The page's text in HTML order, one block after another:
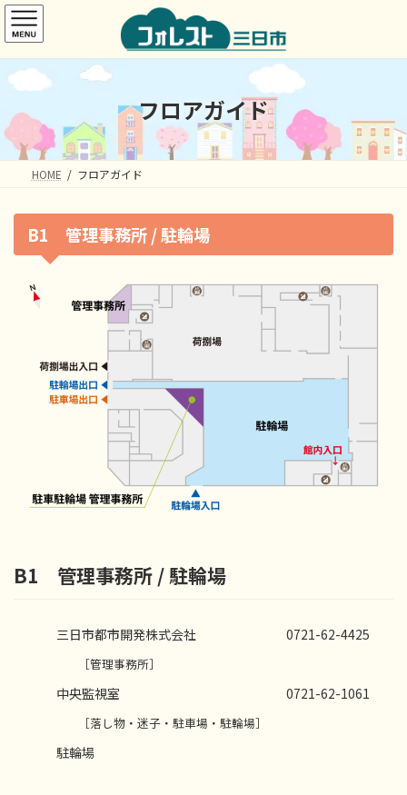
コ
ン
テ
ン
ツ
ス
キ
ナ
ビ
ゲ
ー
シ
ン
に
フロアガイド
HOME フロアガイド
B1 管理事務所 / 駐輪場
B1 管理事務所 / 駐輪場
三日市都市開発株式会社 0721-62-4425
［管理事務所］
中央監視室 0721-62-1061
［落し物・迷子・駐車場・駐輪場］
駐輪場